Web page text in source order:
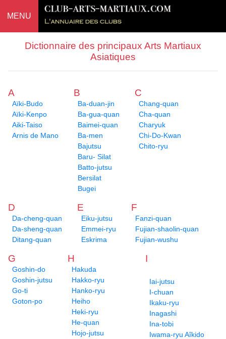
MENU
Dictionnaire des principaux Arts Martiaux
Asiatiques
A
Aïki-Budo
Aïki-Kenpo
Aiki-Taiso
Arnis de Mano
B
Ba-duan-jin
Ba-gua-quan
Baimei-quan
Ba-men
Bajutsu
Baru- Silat
Batto-jutsu
Bersilat
Bugei
C
Chang-quan
Cha-quan
Charyuk
Chi-Do-Kwan
Chito-ryu
D
Da-cheng-quan
Da-sheng-quan
Ditang-quan
E
Eiku-jutsu
Emmei-ryu
Eskrima
F
Fanzi-quan
Fujian-shaolin-quan
Fujian-wushu
G
Goshin-do
Goshin-jutsu
Go-ti
Goton-po
H
Hakuda
Hakko-ryu
Hanko-ryu
Heiho
Heki-ryu
He-quan
Hojo-jutsu
I
Iai-jutsu
I-chuan
Ikaku-ryu
Inagashi
Ina-tobi
Iwama-ryu Aîkido